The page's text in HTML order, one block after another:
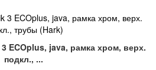
ECOplus, java, рамка хром, верх.
подкл., ...